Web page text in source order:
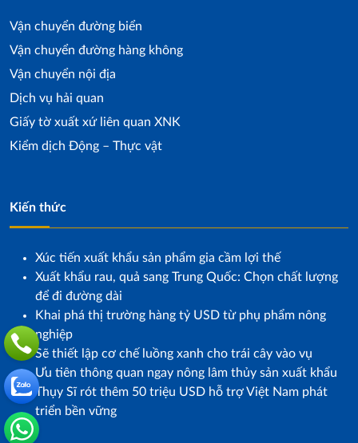
Vận chuyển đường biển
Vận chuyển đường hàng không
Vận chuyển nội địa
Dịch vụ hải quan
Giấy tờ xuất xứ liên quan XNK
Kiểm dịch Động – Thực vật
Kiến thức
Xúc tiến xuất khẩu sản phẩm gia cầm lợi thế
Xuất khẩu rau, quả sang Trung Quốc: Chọn chất lượng
để đi đường dài
Khai phá thị trường hàng tỷ USD từ phụ phẩm nông
nghiệp
Sẽ thiết lập cơ chế luồng xanh cho trái cây vào vụ
Ưu tiên thông quan ngay nông lâm thủy sản xuất khẩu
Thụy Sĩ rót thêm 50 triệu USD hỗ trợ Việt Nam phát
triển bền vững